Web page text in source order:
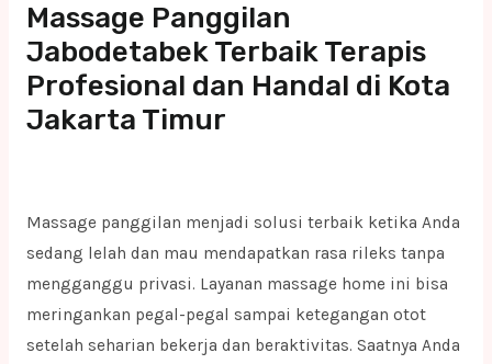
Massage Panggilan
Jabodetabek Terbaik Terapis
Profesional dan Handal di Kota
Jakarta Timur
Massage panggilan menjadi solusi terbaik ketika Anda
sedang lelah dan mau mendapatkan rasa rileks tanpa
mengganggu privasi. Layanan massage home ini bisa
meringankan pegal-pegal sampai ketegangan otot
setelah seharian bekerja dan beraktivitas. Saatnya Anda